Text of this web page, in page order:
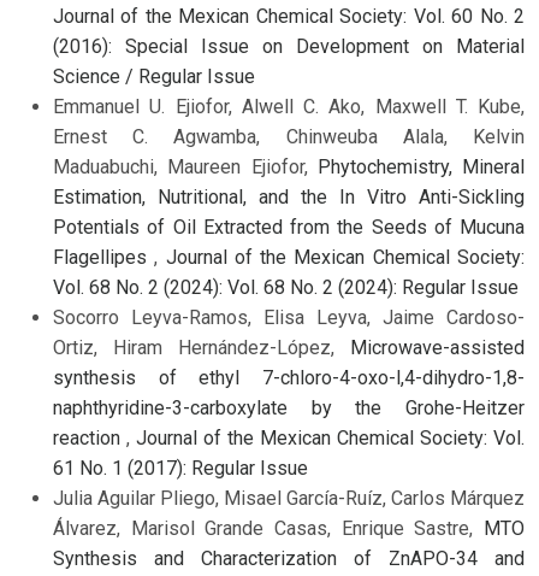
Journal of the Mexican Chemical Society: Vol. 60 No. 2
(2016): Special Issue on Development on Material
Science / Regular Issue
Emmanuel U. Ejiofor, Alwell C. Ako, Maxwell T. Kube,
Ernest C. Agwamba, Chinweuba Alala, Kelvin
Maduabuchi, Maureen Ejiofor, Phytochemistry, Mineral
Estimation, Nutritional, and the In Vitro Anti-Sickling
Potentials of Oil Extracted from the Seeds of Mucuna
Flagellipes, Journal of the Mexican Chemical Society:
Vol. 68 No. 2 (2024): Vol. 68 No. 2 (2024): Regular Issue
Socorro Leyva-Ramos, Elisa Leyva, Jaime Cardoso-
Ortiz, Hiram Hernández-López, Microwave-assisted
synthesis of ethyl 7-chloro-4-oxo-l,4-dihydro-1,8-
naphthyridine-3-carboxylate by the Grohe-Heitzer
reaction , Journal of the Mexican Chemical Society: Vol.
61 No. 1 (2017): Regular Issue
Julia Aguilar Pliego, Misael García-Ruíz, Carlos Márquez
Álvarez, Marisol Grande Casas, Enrique Sastre, MTO
Synthesis and Characterization of ZnAPO-34 and